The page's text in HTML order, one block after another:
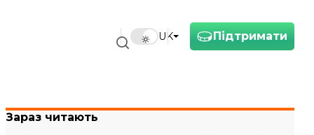
Підтримати
UK
Зараз читають